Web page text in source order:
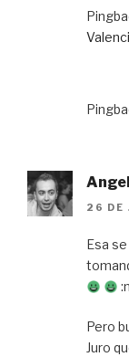
26 DE
Esa
Pero
Juro